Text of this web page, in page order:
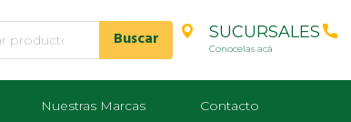
SUCURSALES
Conocelas acá
Nuestras Marcas Contacto